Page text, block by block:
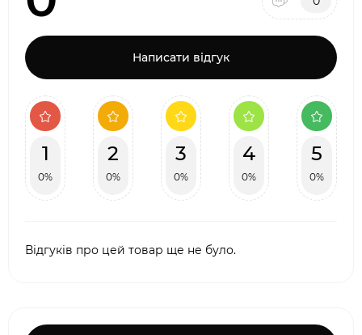
Написати відгук
1
0%
2
0%
3
0%
4
0%
5
0%
Відгуків про цей товар ще не було.